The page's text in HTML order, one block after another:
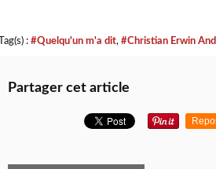
Tag(s) : #Quelqu'un m'a dit, #Christian Erwin
Partager cet article